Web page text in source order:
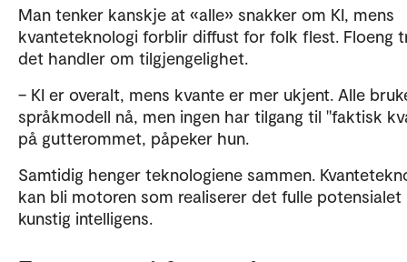
Man tenker kanskje at «alle» snakker om KI, mens
kvanteteknologi forblir diffust for folk flest. Floeng
det handler om tilgjengelighet.
– KI er overalt, mens kvante er mer ukjent. Alle
språkmodell nå, men ingen har tilgang til "faktisk
på gutterommet, påpeker hun.
Samtidig henger teknologiene sammen.
kan bli motoren som realiserer det fulle potensialet
kunstig intelligens.